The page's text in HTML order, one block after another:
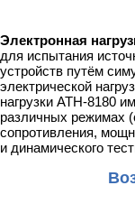
Электронная
для испытания
устройств путём
электрической
нагрузки АТН-8180
различных режимах
сопротивления,
и динамического